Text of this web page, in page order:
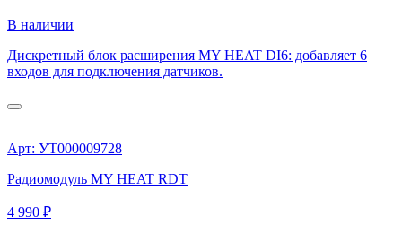
В наличии
Дискретный блок расширения MY HEAT DI6: добавляет 6
входов для подключения датчиков.
Арт: УТ000009728
Радиомодуль MY HEAT RDT
4 990 ₽